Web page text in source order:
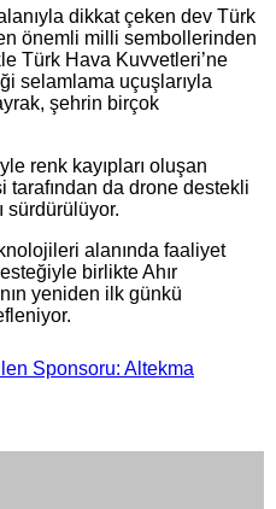
dikkat çeken dev Türk
önemli milli sembollerinden
Türk Hava Kuvvetleri’ne
selamlama uçuşlarıyla
şehrin birçok
renk kayıpları oluşan
da drone destekli
sürdürülüyor.
alanında faaliyet
birlikte Ahır
yeniden ilk günkü
Sponsoru: Altekma